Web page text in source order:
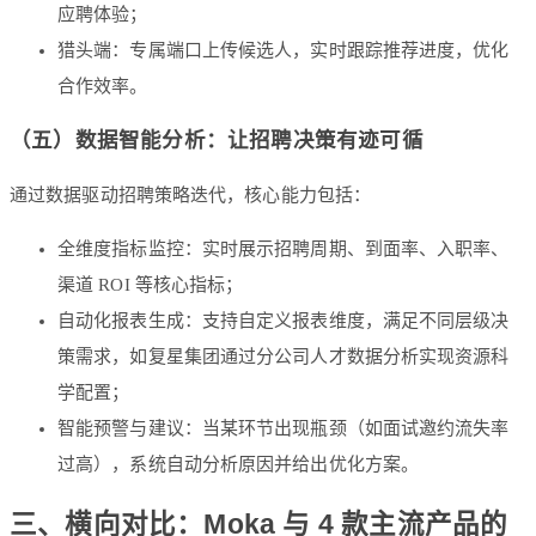
应聘体验；
猎头端：专属端口上传候选人，实时跟踪推荐进度，优化
合作效率。
（五）数据智能分析：让招聘决策有迹可循
通过数据驱动招聘策略迭代，核心能力包括：
全维度指标监控：实时展示招聘周期、到面率、入职率、
渠道 ROI 等核心指标；
自动化报表生成：支持自定义报表维度，满足不同层级决
策需求，如复星集团通过分公司人才数据分析实现资源科
学配置；
智能预警与建议：当某环节出现瓶颈（如面试邀约流失率
过高），系统自动分析原因并给出优化方案。
三、横向对比：Moka 与 4 款主流产品的